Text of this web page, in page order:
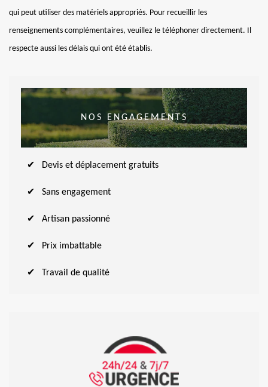
qui peut utiliser des matériels appropriés. Pour recueillir les
renseignements complémentaires, veuillez le téléphoner directement. Il
respecte aussi les délais qui ont été établis.
NOS ENGAGEMENTS
Devis et déplacement gratuits
Sans engagement
Artisan passionné
Prix imbattable
Travail de qualité